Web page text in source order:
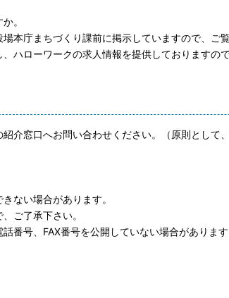
。
本庁まちづくり課前に掲示していますので、ご覧
ハローワークの求人情報を提供しておりますの
介窓口へお問い合わせください。（原則として
ない場合があります。
ご了承下さい。
番号、FAX番号を公開していない場合がありま